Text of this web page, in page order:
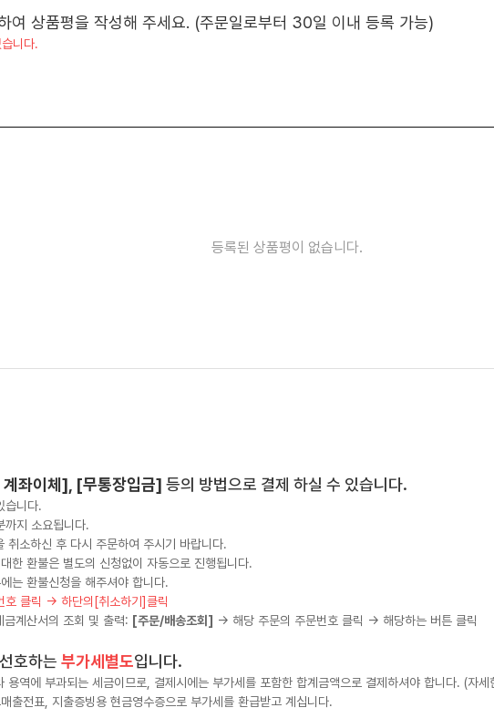
여 상품평을 작성해 주세요. (주문일로부터 30일 이내 등록 가능)
니다.
등록된 상품평이 없습니다.
좌이체], [무통장입금] 등의 방법으로 결제 하실 수 있습니다.
습니다.
까지 소요됩니다.
취소하신 후 다시 주문하여 주시기 바랍니다.
한 환불은 별도의 신청없이 자동으로 진행됩니다.
는 환불신청을 해주셔야 합니다.
호 클릭 → 하단의[취소하기]클릭
계산서의 조회 및 출력: [주문/배송조회] → 해당 주문의 주문번호 클릭 → 해당하는 버튼 클릭
호하는 부가세별도입니다.
역에 부과되는 세금이므로, 결제시에는 부가세를 포함한 합계금액으로 결제하셔야 합니다. (자
출전표, 지출증빙용 현금영수증으로 부가세를 환급받고 계십니다.